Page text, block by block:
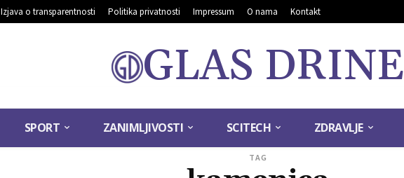
Izjava o transparentnosti Politika privatnosti Impressum O nama Kontakt
GLAS DRINE
SPORT ZANIMLJIVOSTI SCITECH ZDRAVLJE
TAG